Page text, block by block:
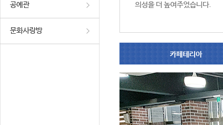
공예관
문화사랑방
의성을 더 높여주었습니다.
카페테리아